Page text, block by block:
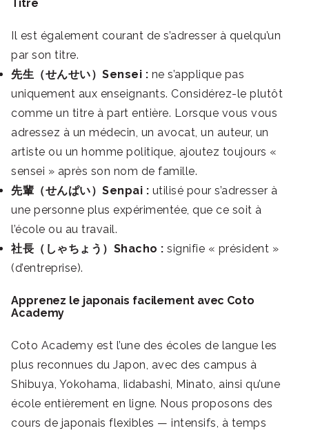
Titre
Il est également courant de s’adresser à quelqu’un
par son titre.
先生（せんせい）Sensei : ne s’applique pas
uniquement aux enseignants. Considérez-le plutôt
comme un titre à part entière. Lorsque vous vous
adressez à un médecin, un avocat, un auteur, un
artiste ou un homme politique, ajoutez toujours «
sensei » après son nom de famille.
先輩（せんぱい）Senpai : utilisé pour s’adresser à
une personne plus expérimentée, que ce soit à
l’école ou au travail.
社長（しゃちょう）Shacho : signifie « président »
(d’entreprise).
Apprenez le japonais facilement avec Coto
Academy
Coto Academy est l’une des écoles de langue les
plus reconnues du Japon, avec des campus à
Shibuya, Yokohama, Iidabashi, Minato, ainsi qu’une
école entièrement en ligne. Nous proposons des
cours de japonais flexibles — intensifs, à temps